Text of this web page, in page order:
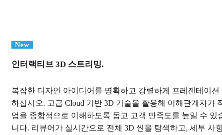
New
인터랙티브 3D 스트리밍.
복잡한 디자인 아이디어를 명확하고 강렬하게 프레젠테이션
하십시오. 고급 Cloud 기반 3D 기술을 활용해 이해관계자가
업을 종합적으로 이해하도록 돕고 고객 만족도를 높일 수 있
니다. 리뷰어가 실시간으로 전체 3D 씬을 탐색하고, 세부 사